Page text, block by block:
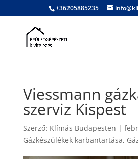
+36205885235
Viessmann
szerviz Kispest
Szerző: Klímás Budapesten |
Gázkészülékek karbantartása,